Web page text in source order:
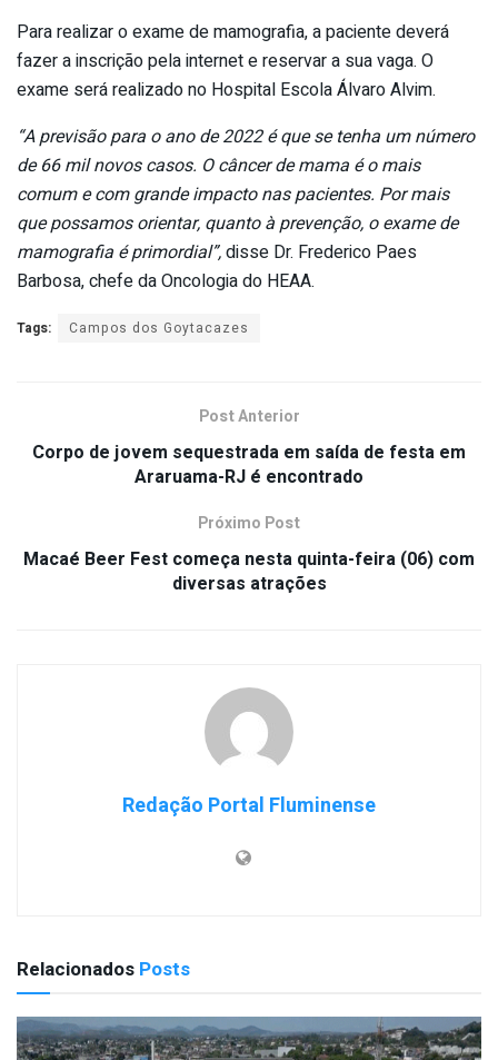
Para realizar o exame de mamografia, a paciente deverá
fazer a inscrição pela internet e reservar a sua vaga. O
exame será realizado no Hospital Escola Álvaro Alvim.
“A previsão para o ano de 2022 é que se tenha um número
de 66 mil novos casos. O câncer de mama é o mais
comum e com grande impacto nas pacientes. Por mais
que possamos orientar, quanto à prevenção, o exame de
mamografia é primordial”,disse Dr. Frederico Paes
Barbosa, chefe da Oncologia do HEAA.
Tags: Campos dos Goytacazes
Post Anterior
Corpo de jovem sequestrada em saída de festa em
Araruama-RJ é encontrado
Próximo Post
Macaé Beer Fest começa nesta quinta-feira (06) com
diversas atrações
Redação Portal Fluminense
Relacionados Posts